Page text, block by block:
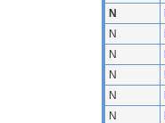
N
N
N
N
N
N